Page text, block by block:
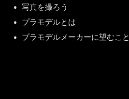
写真を撮ろう
プラモデルとは
プラモデルメーカーに望むこと